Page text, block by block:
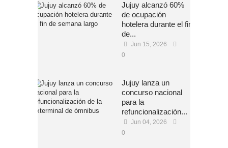
Jujuy alcanzó 60%
de ocupación
hotelera durante el fin
de...
Jun 15, 2026
0
Jujuy lanza un
concurso nacional
para la
refuncionalización...
Jun 04, 2026
0